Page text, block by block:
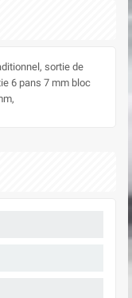
sortie de
6 pans 7 mm bloc